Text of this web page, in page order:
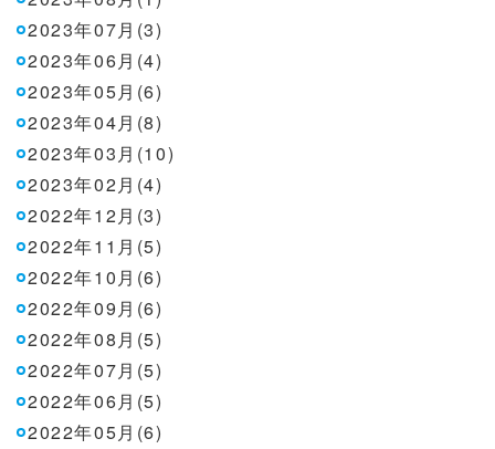
2023年07月(3)
2023年06月(4)
2023年05月(6)
2023年04月(8)
2023年03月(10)
2023年02月(4)
2022年12月(3)
2022年11月(5)
2022年10月(6)
2022年09月(6)
2022年08月(5)
2022年07月(5)
2022年06月(5)
2022年05月(6)